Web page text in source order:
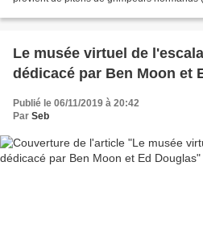
Le musée virtuel de
dédicacé par Ben Moon et
Publié le 06/11/2019 à 20:42
Par Seb